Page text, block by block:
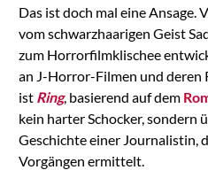
Das ist doch mal eine Ansage.
vom schwarzhaarigen Geist
zum Horrorfilmklischee
an J-Horror-Filmen und deren
ist Ring, basierend auf dem
kein harter Schocker, sondern
Geschichte einer Journalistin,
Vorgängen ermittelt.